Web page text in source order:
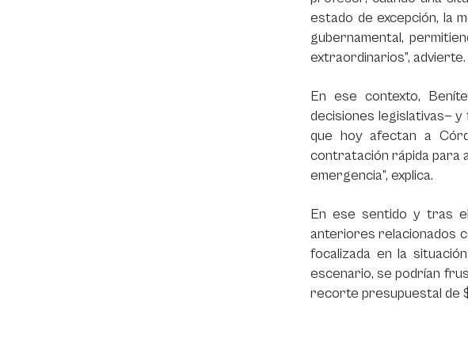
estado de excepción, la
gubernamental,
extraordinarios”, advierte.
En ese contexto,
decisiones legislativas— y
que hoy afectan a
contratación rápida para
emergencia”, explica.
En ese sentido y tras
anteriores relacionados
focalizada en la
escenario, se podrían
recorte presupuestal de